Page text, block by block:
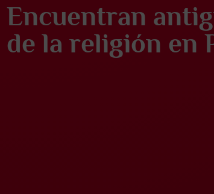
Encuentran
de la religión en